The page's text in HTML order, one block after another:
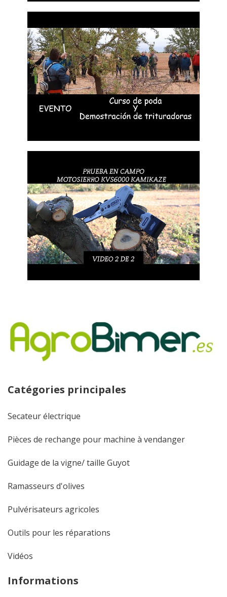
Catégories principales
Secateur électrique
Pièces de rechange pour machine à vendanger
Guidage de la vigne/ taille Guyot
Ramasseurs d'olives
Pulvérisateurs agricoles
Outils pour les réparations
Vidéos
Informations